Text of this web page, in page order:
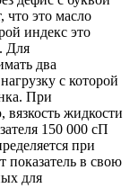
что это масло
индекс это
Для
два
с которой
При
жидкости
150 000 сП
при
показатель в свою
для